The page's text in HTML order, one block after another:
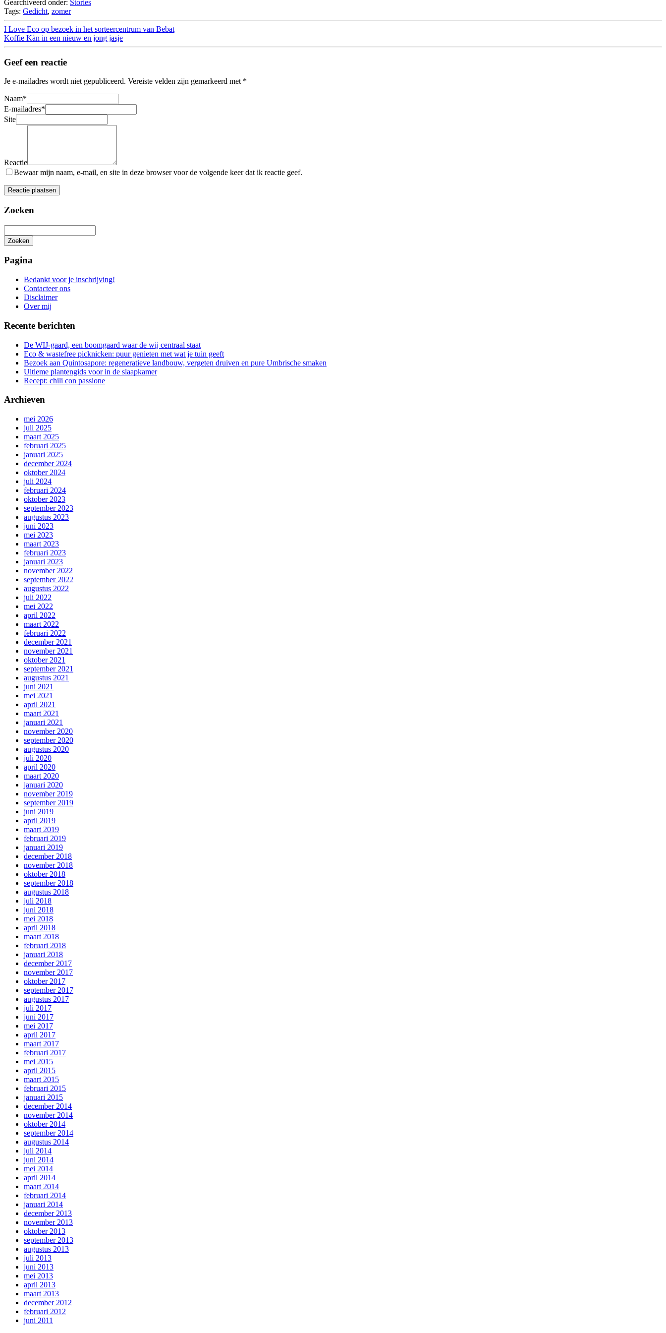
Gearchiveerd onder: Stories
Tags: Gedicht, zomer
I Love Eco op bezoek in het sorteercentrum van Bebat
Koffie Kàn in een nieuw en jong jasje
Geef een reactie
Je e-mailadres wordt niet gepubliceerd. Vereiste velden zijn gemarkeerd met *
Naam*
E-mailadres*
Site
Reactie
Bewaar mijn naam, e-mail, en site in deze browser voor de volgende keer dat ik reactie geef.
Zoeken
Zoeken
zoeken
Pagina
Bedankt voor je inschrijving!
Contacteer ons
Disclaimer
Over mij
Recente berichten
De WIJ-gaard, een boomgaard waar de wij centraal staat
Eco & wastefree picknicken: puur genieten met wat je tuin geeft
Bezoek aan Quintosapore: regeneratieve landbouw, vergeten druiven en pure Umbrische smaken
Ultieme plantengids voor in de slaapkamer
Recept: chili con passione
Archieven
mei 2026
juli 2025
maart 2025
februari 2025
januari 2025
december 2024
oktober 2024
juli 2024
februari 2024
oktober 2023
september 2023
augustus 2023
juni 2023
mei 2023
maart 2023
februari 2023
januari 2023
november 2022
september 2022
augustus 2022
juli 2022
mei 2022
april 2022
maart 2022
februari 2022
december 2021
november 2021
oktober 2021
september 2021
augustus 2021
juni 2021
mei 2021
april 2021
maart 2021
januari 2021
november 2020
september 2020
augustus 2020
juli 2020
april 2020
maart 2020
januari 2020
november 2019
september 2019
juni 2019
april 2019
maart 2019
februari 2019
januari 2019
december 2018
november 2018
oktober 2018
september 2018
augustus 2018
juli 2018
juni 2018
mei 2018
april 2018
maart 2018
februari 2018
januari 2018
december 2017
november 2017
oktober 2017
september 2017
augustus 2017
juli 2017
juni 2017
mei 2017
april 2017
maart 2017
februari 2017
mei 2015
april 2015
maart 2015
februari 2015
januari 2015
december 2014
november 2014
oktober 2014
september 2014
augustus 2014
juli 2014
juni 2014
mei 2014
april 2014
maart 2014
februari 2014
januari 2014
december 2013
november 2013
oktober 2013
september 2013
augustus 2013
juli 2013
juni 2013
mei 2013
april 2013
maart 2013
december 2012
februari 2012
juni 2011